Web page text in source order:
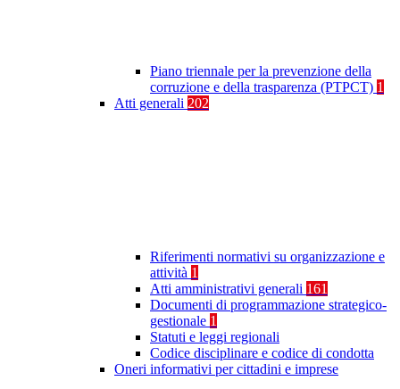
Piano triennale per la prevenzione della
corruzione e della trasparenza (PTPCT) 1
Atti generali 202
Riferimenti normativi su organizzazione e
attività 1
Atti amministrativi generali 161
Documenti di programmazione strategico-
gestionale 1
Statuti e leggi regionali
Codice disciplinare e codice di condotta
Oneri informativi per cittadini e imprese